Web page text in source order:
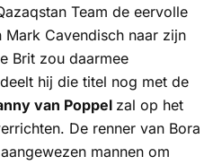
Team de eervolle
Cavendisch naar zijn
Brit zou daarmee
hij die titel nog met de
van Poppel zal op het
De renner van Bora
mannen om